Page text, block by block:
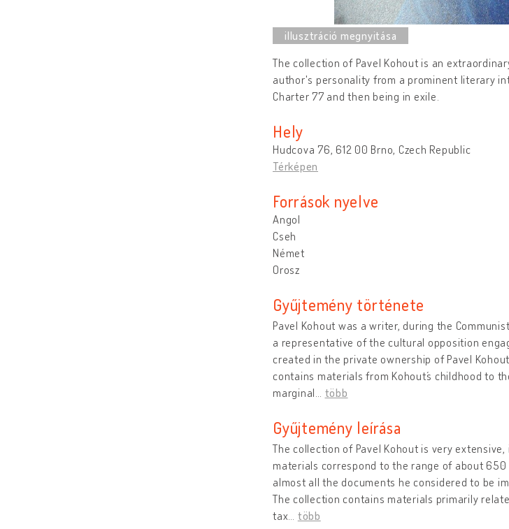
The collection of Pavel Kohout is an
author's personality from a prominent literary
Charter 77 and then being in exile.
Hely
Hudcova 76, 612 00 Brno, Czech Republic
Térképen
Források nyelve
Angol
Cseh
Német
Orosz
Gyűjtemény története
Pavel Kohout was a writer, during the
a representative of the cultural opposition
created in the private ownership of Pavel
contains materials from Kohout´s childhood to
marginal
több
Gyűjtemény leírása
The collection of Pavel Kohout is very
materials correspond to the range of about
almost all the documents he considered to be
The collection contains materials primarily
tax
több